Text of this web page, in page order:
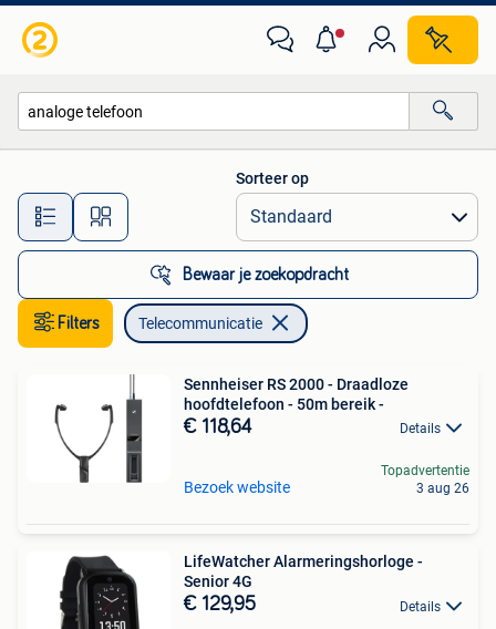
Alle afstanden…
Sorteer op
Bewaar je zoekopdracht
Filters Telecommunicatie
Sennheiser RS 2000 - Draadloze
hoofdtelefoon - 50m bereik -
€ 118,64 Details
Bezoek website
Topadvertentie
3 aug 26
LifeWatcher Alarmeringshorloge -
Senior 4G
€ 129,95 Details